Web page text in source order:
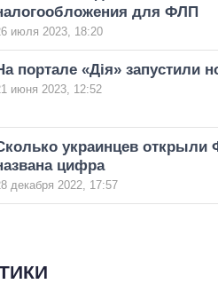
для ФЛП
июля 2023, 18:20
портале «Дія» запустили
июня 2023, 12:52
украинцев открыли
цифра
декабря 2022, 17:57